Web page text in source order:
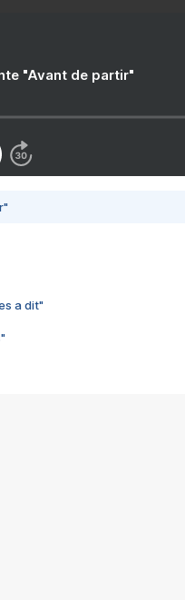
"Avant de partir"
a dit"